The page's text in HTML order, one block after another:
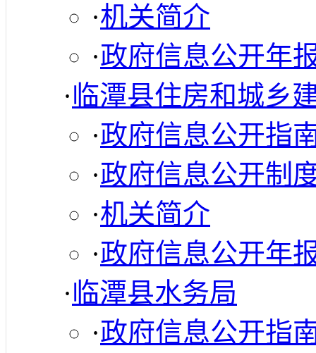
·机关简介
·政府信息公开年
·临潭县住房和城乡
·政府信息公开指
·政府信息公开制
·机关简介
·政府信息公开年
·临潭县水务局
·政府信息公开指